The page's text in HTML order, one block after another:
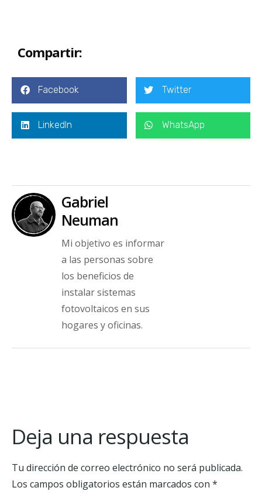
Compartir:
Facebook Twitter
LinkedIn WhatsApp
Gabriel
Neuman
Mi objetivo es informar
a las personas sobre
los beneficios de
instalar sistemas
fotovoltaicos en sus
hogares y oficinas.
Deja una respuesta
Tu dirección de correo electrónico no será publicada.
Los campos obligatorios están marcados con *